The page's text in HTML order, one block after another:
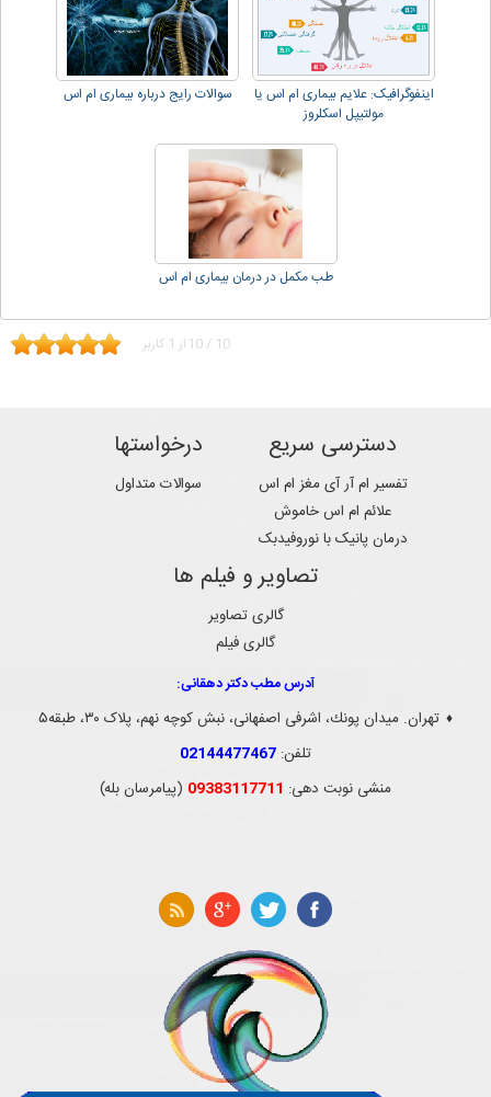
اینفوگرافیک: علایم بیماری ام اس یا
مولتیپل اسکلروز
سوالات رایج درباره بیماری ام اس
طب مکمل در درمان بیماری ام اس
10 / 10 از 1 کاربر
دسترسی سریع
تفسیر ام آر آی مغز ام اس
علائم ام اس خاموش
درمان پانیک با نوروفیدبک
درخواستها
سوالات متداول
تصاویر و فیلم ها
گالری تصاویر
گالری فیلم
آدرس مطب دکتر دهقانی:
♦ تهران. ميدان پونك، اشرفی اصفهانی، نبش کوچه نهم، پلاک ۳۰، طبقه۵
تلفن: 02144477467
منشی نوبت دهی: 09383117711 (پیامرسان بله)